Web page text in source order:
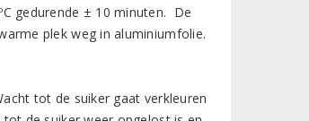
gedurende ± 10 minuten. De
plek weg in aluminiumfolie.
tot de suiker gaat verkleuren